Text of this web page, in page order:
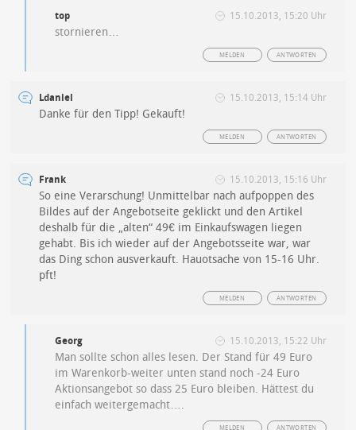
top 15.10.2013, 15:20 Uhr
stornieren…
ANTWORTEN
MELDEN
Ldaniel 15.10.2013, 15:14 Uhr
Danke für den Tipp! Gekauft!
ANTWORTEN
MELDEN
Frank 15.10.2013, 15:16 Uhr
So eine Verarschung! Unmittelbar nach aufpoppen des
Bildes auf der Angebotseite geklickt und den Artikel
deshalb für die „alten“ 49€ im Einkaufswagen liegen
gehabt. Bis ich wieder auf der Angebotsseite war, war
das Ding schon ausverkauft. Hauotsache von 15-16 Uhr.
pft!
ANTWORTEN
MELDEN
Georg 15.10.2013, 15:22 Uhr
Man sollte schon alles lesen. Der Stand für 49 Euro
im Warenkorb-weiter unten stand noch -24 Euro
Aktionsangebot so dass 25 Euro bleiben. Hättest du
einfach weitergemacht….
ANTWORTEN
MELDEN